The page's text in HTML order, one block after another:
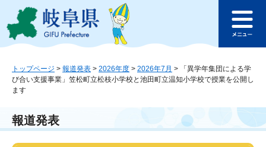
ジ
ュ
文
このページの本文へ
ュ
トップページ > 報道発表 > 2026年度 > 2026年7月 >
「異学年集団による学
び合い支援事業」笠松町立松枝小学校と池田町立温知小学校で授業を公開し
ます
報道発表